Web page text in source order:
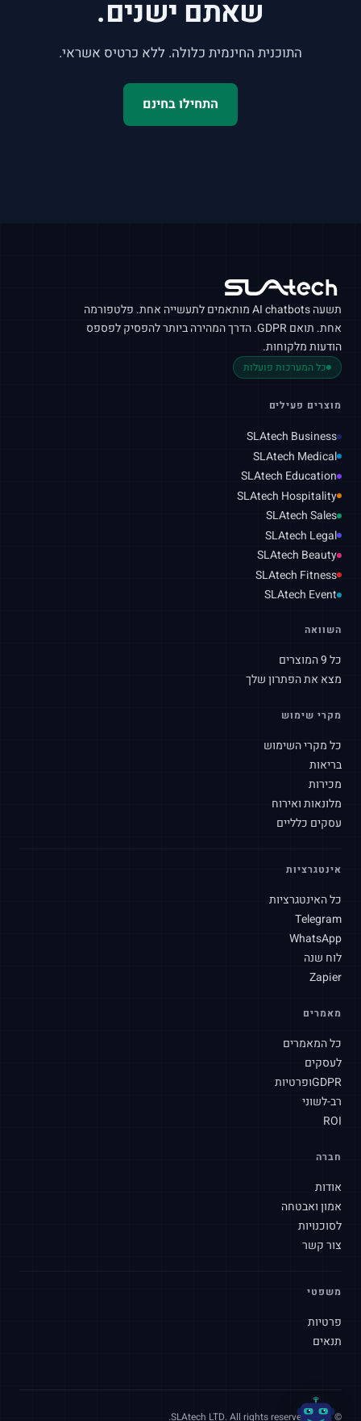
שאתם ישנים.
התוכנית החינמית כלולה. ללא כרטיס אשראי.
התחילו בחינם
תשעהAI chatbotsמותאמים לתעשייה אחת. פלטפורמה
אחת. תואםGDPR. הדרך המהירה ביותר להפסיק לפספס
הודעות מלקוחות.
כל המערכות פועלות
מוצרים פעילים
SLAtech Business
SLAtech Medical
SLAtech Education
SLAtech Hospitality
SLAtech Sales
SLAtech Legal
SLAtech Beauty
SLAtech Fitness
SLAtech Event
השוואה
כל 9 המוצרים
מצא את הפתרון שלך
מקרי שימוש
כל מקרי השימוש
בריאות
מכירות
מלונאות ואירוח
עסקים כלליים
אינטגרציות
כל האינטגרציות
Telegram
WhatsApp
לוח שנה
Zapier
מאמרים
כל המאמרים
לעסקים
GDPRופרטיות
רב-לשוני
ROI
חברה
אודות
אמון ואבטחה
לסוכנויות
צור קשר
משפטי
פרטיות
תנאים
© 2026 SLAtech LTD. All rights reserved.
SLAtech Bot